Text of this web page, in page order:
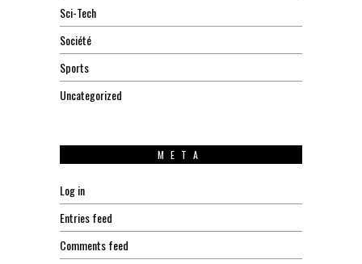
Sci-Tech
Société
Sports
Uncategorized
META
Log in
Entries feed
Comments feed